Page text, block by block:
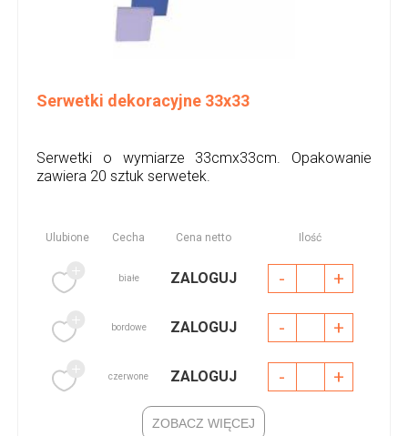
Serwetki dekoracyjne 33x33
Serwetki o wymiarze 33cmx33cm. Opakowanie
zawiera 20 sztuk serwetek.
Ulubione Cecha Cena netto Ilość
białe ZALOGUJ - +
bordowe ZALOGUJ - +
czerwone ZALOGUJ - +
ZOBACZ WIĘCEJ